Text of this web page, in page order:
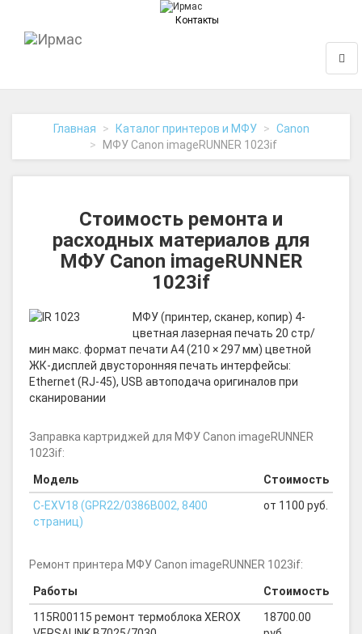
Контакты
Главная Каталог принтеров и МФУ
Canon
МФУ Canon imageRUNNER 1023if
Стоимость ремонта и
расходных материалов для
МФУ Canon imageRUNNER
1023if
МФУ (принтер, сканер, копир) 4-
цветная лазерная печать 20 стр/
мин макс. формат печати A4 (210 × 297 мм) цветной
ЖК-дисплей двусторонняя печать интерфейсы:
Ethernet (RJ-45), USB автоподача оригиналов при
сканировании
Заправка картриджей для МФУ Canon imageRUNNER
1023if:
Модель
Стоимость
C-EXV18 (GPR22/0386B002, 8400
страниц)
от 1100 руб.
Ремонт принтера МФУ Canon imageRUNNER 1023if:
Работы
Стоимость
115R00115 ремонт термоблока XEROX
18700.00